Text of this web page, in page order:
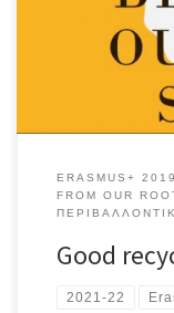
ERASMUS+
FROM OUR
Good
2021-22